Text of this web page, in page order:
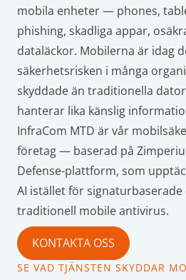
mobila enheter — phones,
phishing, skadliga appar,
dataläckor. Mobilerna är idag
säkerhetsrisken i många
skyddade än traditionella
hanterar lika känslig
InfraCom MTD är vår
företag — baserad på
Defense-plattform, som
AI istället för
traditionell mobile antivirus.
KONTAKTA OSS
SE VAD TJÄNSTEN SKYDDAR